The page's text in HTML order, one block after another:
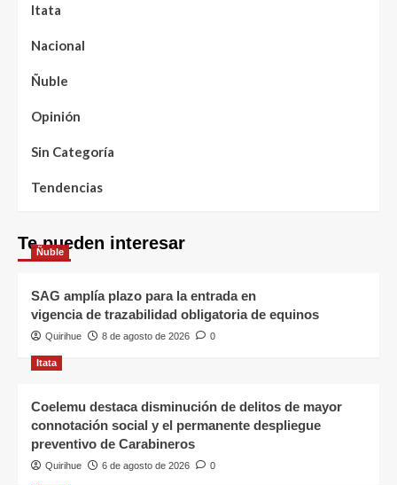
Itata
Nacional
Ñuble
Opinión
Sin Categoría
Tendencias
Te pueden interesar
Ñuble
SAG amplía plazo para la entrada en
vigencia de trazabilidad obligatoria de equinos
Quirihue 8 de agosto de 2026 0
Itata
Coelemu destaca disminución de delitos de mayor
connotación social y el permanente despliegue
preventivo de Carabineros
Quirihue 6 de agosto de 2026 0